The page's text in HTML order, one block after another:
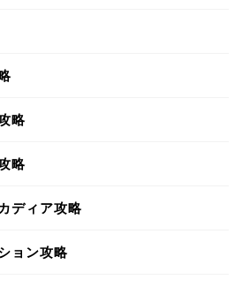
略
略
ディア攻略
ョン攻略